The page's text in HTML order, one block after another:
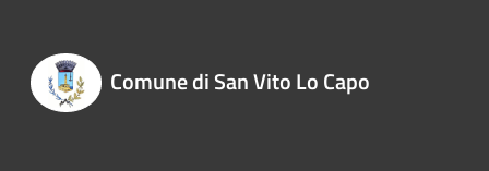
Comune di San Vito Lo Capo